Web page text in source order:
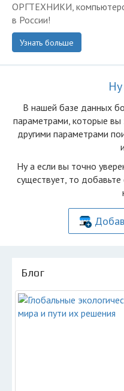
ОРГТЕХНИКИ,
в России!
Узнать больше
В нашей базе данных
параметрами, которые вы
другими параметрами
Ну а если вы точно
существует, то
Блог